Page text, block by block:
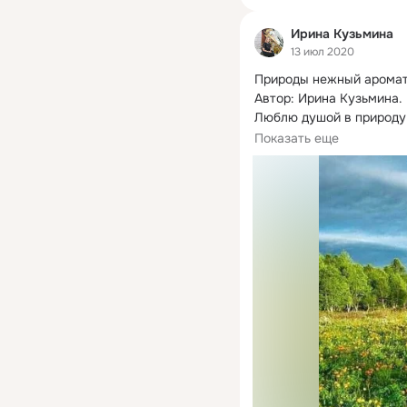
Ирина Кузьмина
13 июл 2020
Природы нежный
Автор: Ирина Кузьмина.
Люблю душой в природу
Где капли влаги небо
И смесью трав
Показать еще